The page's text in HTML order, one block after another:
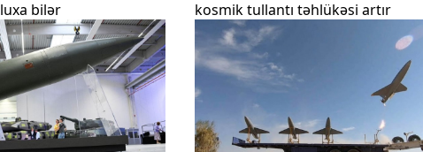
bilər
kosmik tullantı təhlükəsi artır